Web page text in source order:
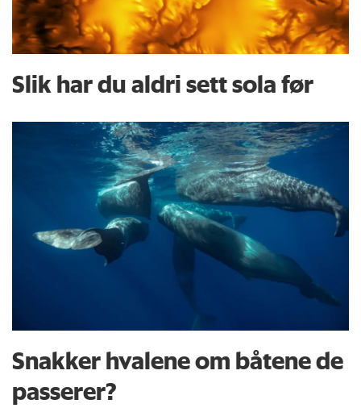
Slik har du aldri sett sola før
Snakker hvalene om båtene de
passerer?